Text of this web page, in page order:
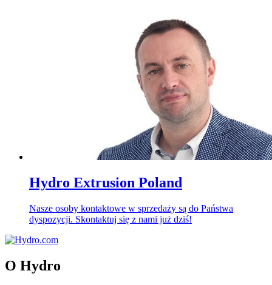
Hydro Extrusion Poland
Nasze osoby kontaktowe w sprzedaży są do Państwa
dyspozycji. Skontaktuj się z nami już dziś!
O Hydro